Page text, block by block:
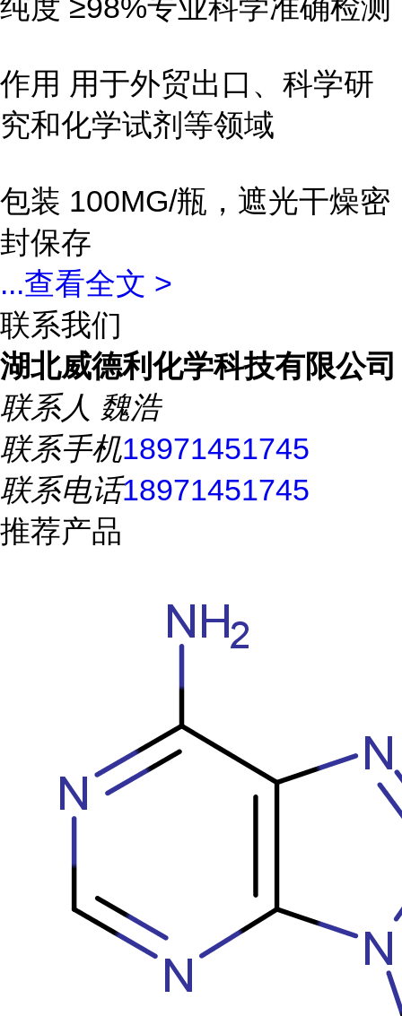
纯度 ≥98%专业科学准确检测
作用 用于外贸出口、科学研
究和化学试剂等领域
包装 100MG/瓶，遮光干燥密
封保存
...查看全文 >
联系我们
湖北威德利化学科技有限公司
联系人 魏浩
联系手机18971451745
联系电话18971451745
推荐产品